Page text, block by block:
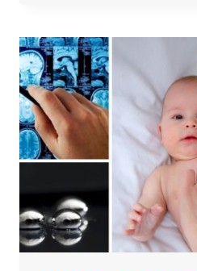
PERCHÉ,
DOPO
DECENNI,
NON
ABBIAMO
PROVE
CHE
FORNISCANO
PIÙ